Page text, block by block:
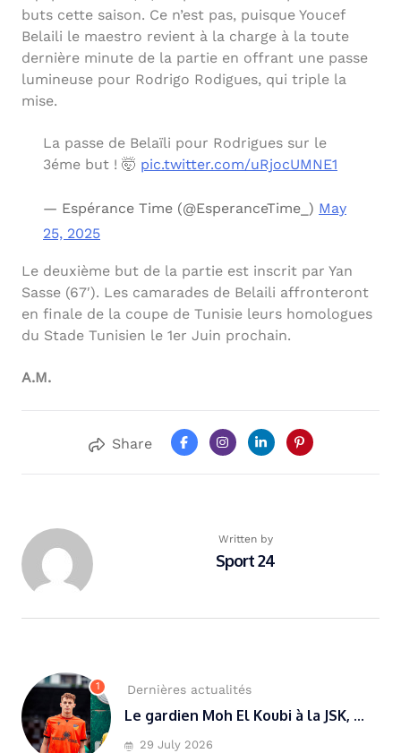
buts cette saison. Ce n’est pas, puisque Youcef
Belaili le maestro revient à la charge à la toute
dernière minute de la partie en offrant une passe
lumineuse pour Rodrigo Rodigues, qui triple la
mise.
La passe de Belaïli pour Rodrigues sur le
3éme but ! 🤯 pic.twitter.com/uRjocUMNE1
— Espérance Time (@EsperanceTime_) May
25, 2025
Le deuxième but de la partie est inscrit par Yan
Sasse (67′). Les camarades de Belaili affronteront
en finale de la coupe de Tunisie leurs homologues
du Stade Tunisien le 1er Juin prochain.
A.M.
Share
Written by
Sport 24
1 Dernières actualités
Le gardien Moh El Koubi à la JSK, ...
29 July 2026